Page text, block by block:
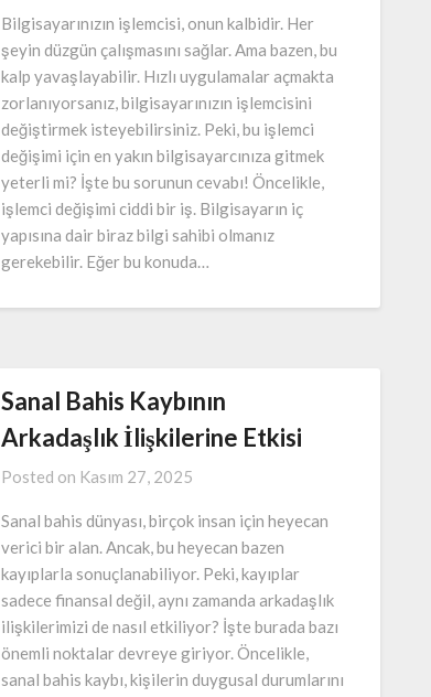
Bilgisayarınızın işlemcisi, onun kalbidir. Her
şeyin düzgün çalışmasını sağlar. Ama bazen, bu
kalp yavaşlayabilir. Hızlı uygulamalar açmakta
zorlanıyorsanız, bilgisayarınızın işlemcisini
değiştirmek isteyebilirsiniz. Peki, bu işlemci
değişimi için en yakın bilgisayarcınıza gitmek
yeterli mi? İşte bu sorunun cevabı! Öncelikle,
işlemci değişimi ciddi bir iş. Bilgisayarın iç
yapısına dair biraz bilgi sahibi olmanız
gerekebilir. Eğer bu konuda…
Sanal Bahis Kaybının
Arkadaşlık İlişkilerine Etkisi
Posted on Kasım 27, 2025
Sanal bahis dünyası, birçok insan için heyecan
verici bir alan. Ancak, bu heyecan bazen
kayıplarla sonuçlanabiliyor. Peki, kayıplar
sadece finansal değil, aynı zamanda arkadaşlık
ilişkilerimizi de nasıl etkiliyor? İşte burada bazı
önemli noktalar devreye giriyor. Öncelikle,
sanal bahis kaybı, kişilerin duygusal durumlarını